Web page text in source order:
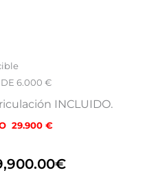
DE 6.000 €
INCLUIDO.
29.900 €
€